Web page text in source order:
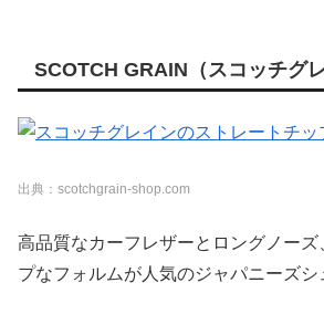
SCOTCH GRAIN（スコッチグレ
出典：scotchgrain-shop.com
高品質なカーフレザーとロングノー
プなフォルムが人気のジャパニーズシ